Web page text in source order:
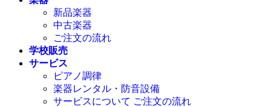
新品楽器
中古楽器
ご注文の流れ
学校販売
サービス
ピアノ調律
楽器レンタル・防音設備
サービスについて ご注文の流れ